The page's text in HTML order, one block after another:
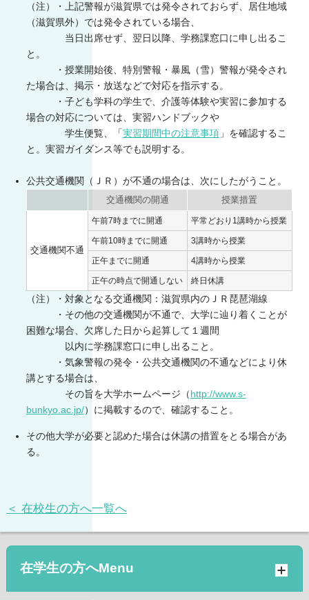
（注）・上記警報が滋賀県では発令されておらず、居住地域
（滋賀県外）では発令されている場合、
当日出席せず、翌日以降、学務課窓口に申し出るこ
と。
・授業開始後、特別警報・暴風（雪）警報が発令され
た場合は、掲示・放送などで対応を指示する。
・子ども学科の学生で、介護等体験や実習に参加する
場合の対応については、実習ハンドブックや
学生便覧、「実習期間中の注意事項」を確認するこ
と。実習ガイダンス等でも説明する。
公共交通機関（ＪＲ）が不通の場合は、次にしたがうこと。
交通機関の開通 授業措置
交通機関不通
午前7時までに開通 平常どおり1講時から授業
午前10時までに開通 3講時から授業
正午までに開通 4講時から授業
正午の時点で開通しない 終日休講
（注）・対象となる交通機関：滋賀県内のＪＲ琵琶湖線
・その他の交通機関が不通で、大学に辿り着くことが
困難な場合、欠席した日から起算して１週間
以内に学務課窓口に申し出ること。
・気象警報の発令・公共交通機関の不通などにより休
講とする場合は、
その旨を大学ホームページ（http://www.s-
bunkyo.ac.jp/）に掲載するので、確認すること。
その他大学が必要と認めた場合は休講の措置をとる場合があ
る。
＜ 在校生の方へ一覧へ
在学生の方へ